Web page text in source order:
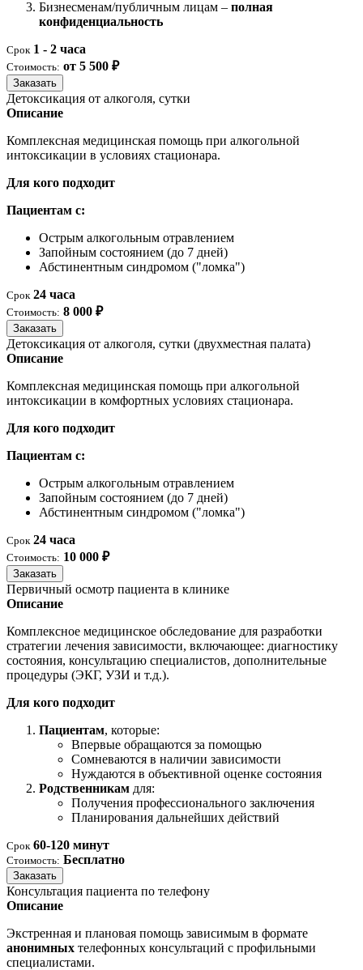
Бизнесменам/публичным лицам – полная
конфиденциальность
Срок 1 - 2 часа
Стоимость: от 5 500 ₽
Заказать
Детоксикация от алкоголя, сутки
Описание
Комплексная медицинская помощь при алкогольной
интоксикации в условиях стационара.
Для кого подходит
Пациентам с:
Острым алкогольным отравлением
Запойным состоянием (до 7 дней)
Абстинентным синдромом ("ломка")
Срок 24 часа
Стоимость: 8 000 ₽
Заказать
Детоксикация от алкоголя, сутки (двухместная палата)
Описание
Комплексная медицинская помощь при алкогольной
интоксикации в комфортных условиях стационара.
Для кого подходит
Пациентам с:
Острым алкогольным отравлением
Запойным состоянием (до 7 дней)
Абстинентным синдромом ("ломка")
Срок 24 часа
Стоимость: 10 000 ₽
Заказать
Первичный осмотр пациента в клинике
Описание
Комплексное медицинское обследование для разработки
стратегии лечения зависимости, включающее: диагностику
состояния, консультацию специалистов, дополнительные
процедуры (ЭКГ, УЗИ и т.д.).
Для кого подходит
Пациентам, которые:
Впервые обращаются за помощью
Сомневаются в наличии зависимости
Нуждаются в объективной оценке состояния
Родственникам для:
Получения профессионального заключения
Планирования дальнейших действий
Срок 60-120 минут
Стоимость: Бесплатно
Заказать
Консультация пациента по телефону
Описание
Экстренная и плановая помощь зависимым в формате
анонимных телефонных консультаций с профильными
специалистами.